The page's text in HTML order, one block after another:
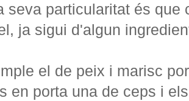
seva particularitat és que
ja sigui d'algun
el de peix i marisc
en porta una de ceps i